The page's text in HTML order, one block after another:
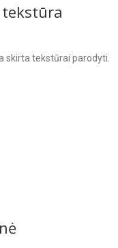
skirta tekstūrai parodyti.